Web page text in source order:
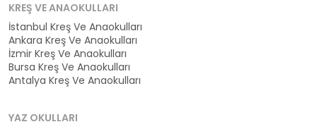
KREŞ VE ANAOKULLARI
İstanbul Kreş Ve Anaokulları
Ankara Kreş Ve Anaokulları
İzmir Kreş Ve Anaokulları
Bursa Kreş Ve Anaokulları
Antalya Kreş Ve Anaokulları
YAZ OKULLARI